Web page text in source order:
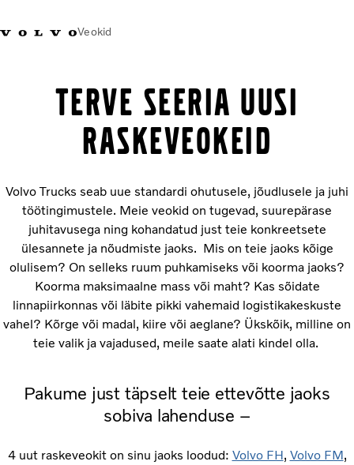
Veokid
Service
pood
Transpordilahendused
Teenused
KONTAKTID & ESINDUSED
Uudised
Meist
Kampaaniad
TERVE SEERIA UUSI
RASKEVEOKEID
Volvo Trucks seab uue standardi ohutusele, jõudlusele ja juhi
töötingimustele. Meie veokid on tugevad, suurepärase
juhitavusega ning kohandatud just teie konkreetsete
ülesannete ja nõudmiste jaoks. Mis on teie jaoks kõige
olulisem? On selleks ruum puhkamiseks või koorma jaoks?
Koorma maksimaalne mass või maht? Kas sõidate
linnapiirkonnas või läbite pikki vahemaid logistikakeskuste
vahel? Kõrge või madal, kiire või aeglane? Ükskõik, milline on
teie valik ja vajadused, meile saate alati kindel olla.
Pakume just täpselt teie ettevõtte jaoks
sobiva lahenduse –
4 uut raskeveokit on sinu jaoks loodud: Volvo FH, Volvo FM,